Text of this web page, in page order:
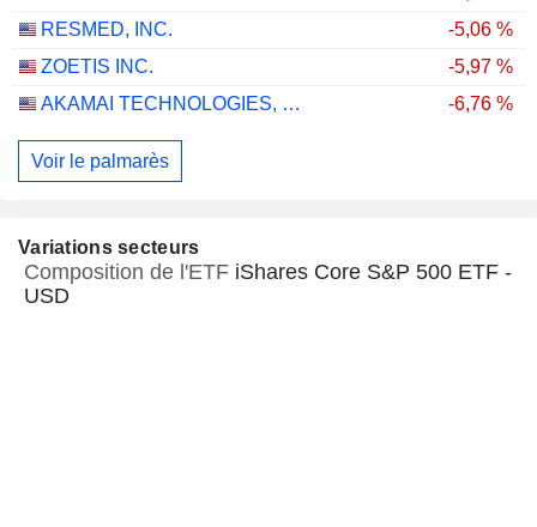
RESMED, INC.
-5,06 %
ZOETIS INC.
-5,97 %
AKAMAI TECHNOLOGIES, INC.
-6,76 %
Voir le palmarès
Variations secteurs
Composition de l'ETF iShares Core S&P 500 ETF -
USD